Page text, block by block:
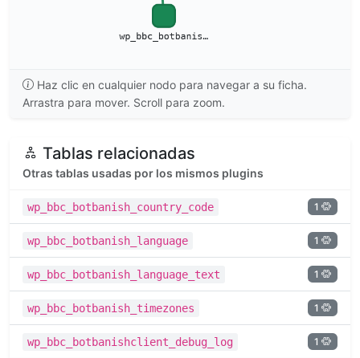
Haz clic en cualquier nodo para navegar a su ficha.
Arrastra para mover. Scroll para zoom.
Tablas relacionadas
Otras tablas usadas por los mismos plugins
wp_bbc_botbanish_country_code 1
wp_bbc_botbanish_language 1
wp_bbc_botbanish_language_text 1
wp_bbc_botbanish_timezones 1
wp_bbc_botbanishclient_debug_log 1